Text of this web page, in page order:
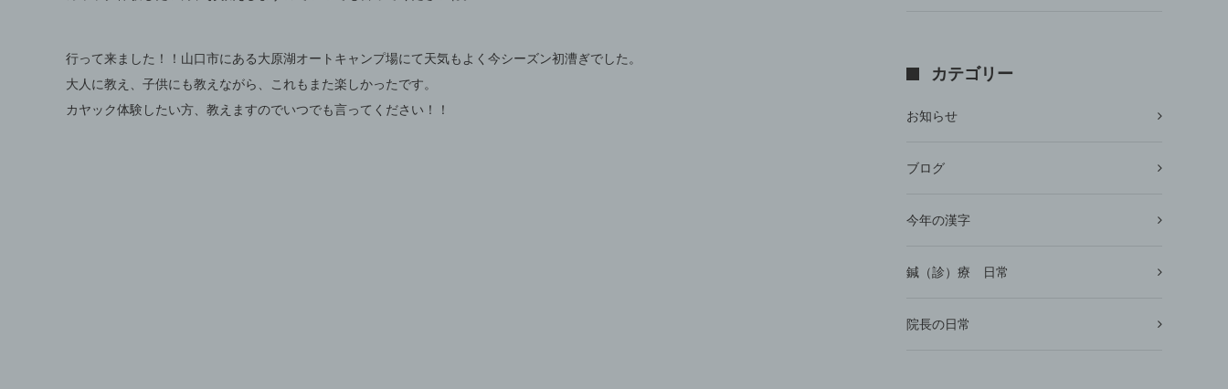
行って来ました！！山口市にある大原湖オートキャンプ場にて天気もよく今シーズン初漕ぎでした。
大人に教え、子供にも教えながら、これもまた楽しかったです。
カヤック体験したい方、教えますのでいつでも言ってください！！
カテゴリー
お知らせ
ブログ
今年の漢字
鍼（診）療 日常
院長の日常